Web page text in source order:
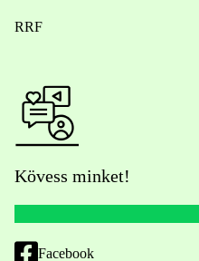
RRF
Kövess minket!
Facebook